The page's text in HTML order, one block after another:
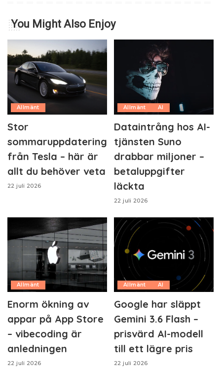
You Might Also Enjoy
Allmänt
Stor
sommaruppdatering
från Tesla – här är
allt du behöver veta
22 juli 2026
Allmänt AI
Dataintrång hos AI-
tjänsten Suno
drabbar miljoner –
betaluppgifter
läckta
22 juli 2026
Allmänt
Enorm ökning av
appar på App Store
– vibecoding är
anledningen
22 juli 2026
Allmänt AI
Google har släppt
Gemini 3.6 Flash –
prisvärd AI-modell
till ett lägre pris
22 juli 2026